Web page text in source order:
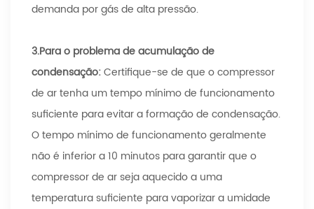
demanda por gás de alta pressão.
3.Para o problema de acumulação de
condensação:Certifique-se de que o compressor
de ar tenha um tempo mínimo de funcionamento
suficiente para evitar a formação de condensação.
O tempo mínimo de funcionamento geralmente
não é inferior a 10 minutos para garantir que o
compressor de ar seja aquecido a uma
temperatura suficiente para vaporizar a umidade